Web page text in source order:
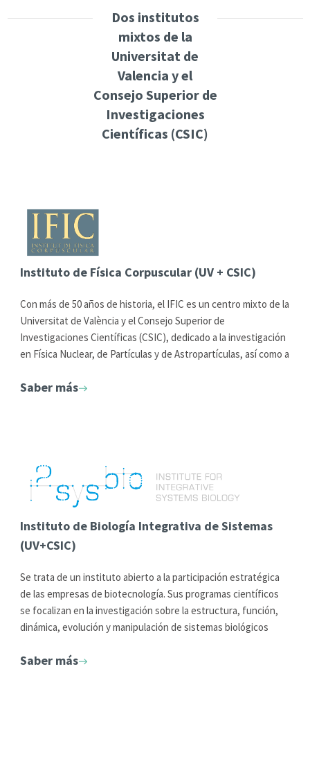
Dos institutos
mixtos de la
Universitat de
Valencia y el
Consejo Superior de
Investigaciones
Científicas (CSIC)
Instituto de Física Corpuscular (UV + CSIC)
Con más de 50 años de historia, el IFIC es un centro mixto de la
Universitat de València y el Consejo Superior de
Investigaciones Científicas (CSIC), dedicado a la investigación
en Física Nuclear, de Partículas y de Astropartículas, así como a
y la Tecnología.
Saber más
Instituto de Biología Integrativa de Sistemas
(UV+CSIC)
Se trata de un instituto abierto a la participación estratégica
de las empresas de biotecnología. Sus programas científicos
se focalizan en la investigación sobre la estructura, función,
dinámica, evolución y manipulación de sistemas biológicos
Pretende aportar
Saber más